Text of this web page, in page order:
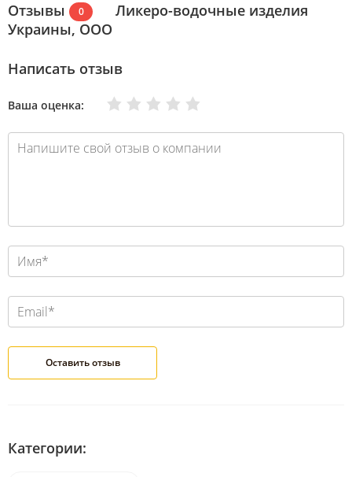
Отзывы 0
Ликеро-водочные изделия
Украины, ООО
Написать отзыв
Ваша оценка: Отлично
Хорошо
Нормально
Плохо
Очень плохо
Категории: